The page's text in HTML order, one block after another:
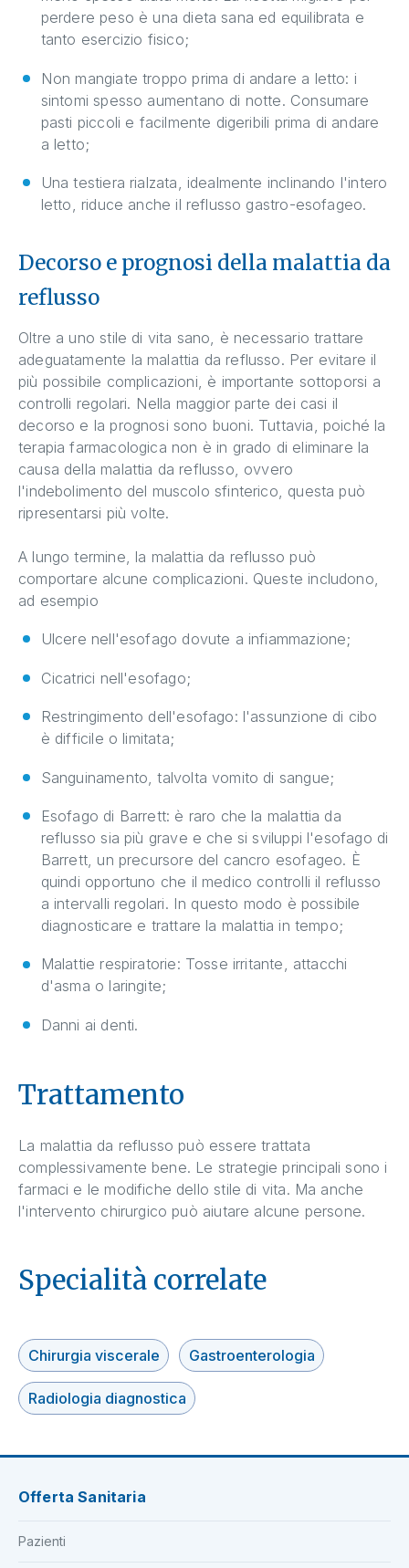
perdere peso è una dieta sana ed equilibrata e
tanto esercizio fisico;
Non mangiate troppo prima di andare a letto: i
sintomi spesso aumentano di notte. Consumare
pasti piccoli e facilmente digeribili prima di andare
a letto;
Una testiera rialzata, idealmente inclinando l'intero
letto, riduce anche il reflusso gastro-esofageo.
Decorso e prognosi della malattia da
reflusso
Oltre a uno stile di vita sano, è necessario trattare
adeguatamente la malattia da reflusso. Per evitare il
più possibile complicazioni, è importante sottoporsi a
controlli regolari. Nella maggior parte dei casi il
decorso e la prognosi sono buoni. Tuttavia, poiché la
terapia farmacologica non è in grado di eliminare la
causa della malattia da reflusso, ovvero
l'indebolimento del muscolo sfinterico, questa può
ripresentarsi più volte.
A lungo termine, la malattia da reflusso può
comportare alcune complicazioni. Queste includono,
ad esempio
Ulcere nell'esofago dovute a infiammazione;
Cicatrici nell'esofago;
Restringimento dell'esofago: l'assunzione di cibo
è difficile o limitata;
Sanguinamento, talvolta vomito di sangue;
Esofago di Barrett: è raro che la malattia da
reflusso sia più grave e che si sviluppi l'esofago di
Barrett, un precursore del cancro esofageo. È
quindi opportuno che il medico controlli il reflusso
a intervalli regolari. In questo modo è possibile
diagnosticare e trattare la malattia in tempo;
Malattie respiratorie: Tosse irritante, attacchi
d'asma o laringite;
Danni ai denti.
Trattamento
La malattia da reflusso può essere trattata
complessivamente bene. Le strategie principali sono i
farmaci e le modifiche dello stile di vita. Ma anche
l'intervento chirurgico può aiutare alcune persone.
Specialità correlate
Chirurgia viscerale Gastroenterologia
Radiologia diagnostica
Offerta Sanitaria
Pazienti